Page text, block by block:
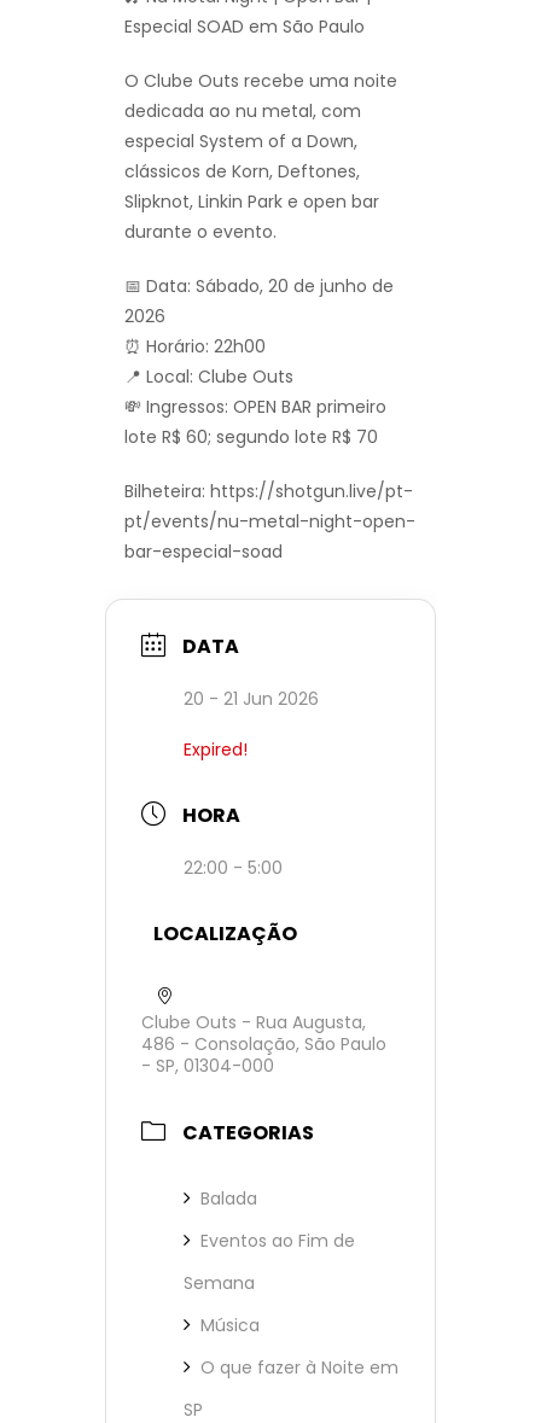
Especial SOAD em São Paulo
O Clube Outs recebe uma noite
dedicada ao nu metal, com
especial System of a Down,
clássicos de Korn, Deftones,
Slipknot, Linkin Park e open bar
durante o evento.
📅 Data: Sábado, 20 de junho de
2026
⏰ Horário: 22h00
📍 Local: Clube Outs
💸 Ingressos: OPEN BAR primeiro
lote R$ 60; segundo lote R$ 70
Bilheteira: https://shotgun.live/pt-
pt/events/nu-metal-night-open-
bar-especial-soad
DATA
20 - 21 Jun 2026
Expired!
HORA
22:00 - 5:00
LOCALIZAÇÃO
Clube Outs - Rua Augusta,
486 - Consolação, São Paulo
- SP, 01304-000
CATEGORIAS
Balada
Eventos ao Fim de
Semana
Música
O que fazer à Noite em
SP